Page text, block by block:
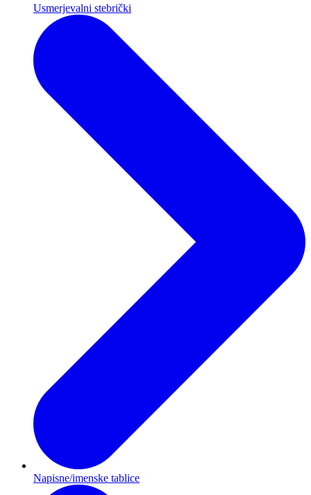
Usmerjevalni stebrički
Napisne/imenske tablice